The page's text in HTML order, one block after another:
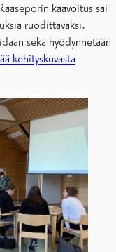
kaavoitus sai
ruodittavaksi.
sekä hyödynnetään
kehityskuvasta